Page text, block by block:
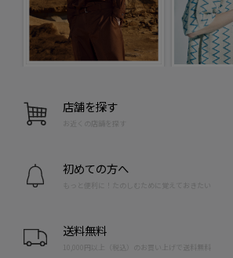
店舗を探す
お近くの店舗を探す
初めての方へ
もっと便利に！たのしむために覚えておきたい
送料無料
10,000円以上（税込）のお買い上げで送料無料